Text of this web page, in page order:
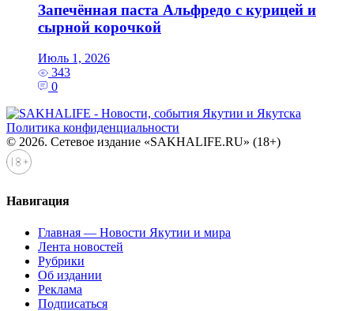
Запечённая паста Альфредо с курицей и
сырной корочкой
Июль 1, 2026
343
0
Политика конфиденциальности
© 2026. Сетевое издание «SAKHALIFE.RU» (18+)
Навигация
Главная — Новости Якутии и мира
Лента новостей
Рубрики
Об издании
Реклама
Подписаться